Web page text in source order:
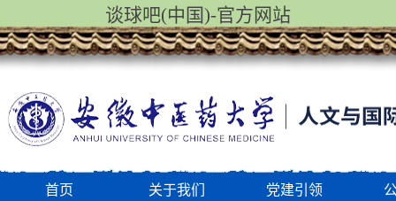
谈球吧(中国)-官方网站
首页 关于我们 党建引领